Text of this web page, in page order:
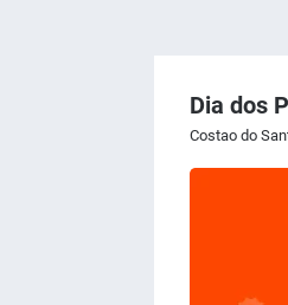
Dia dos
Costao do